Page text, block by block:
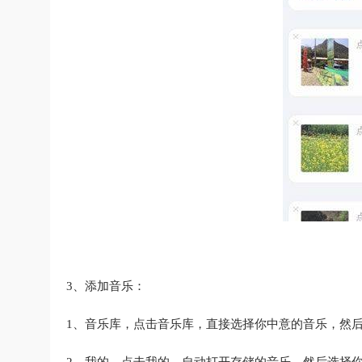
3、添加音乐：
1、音乐库，点击音乐库，直接选择你中意的音乐，然